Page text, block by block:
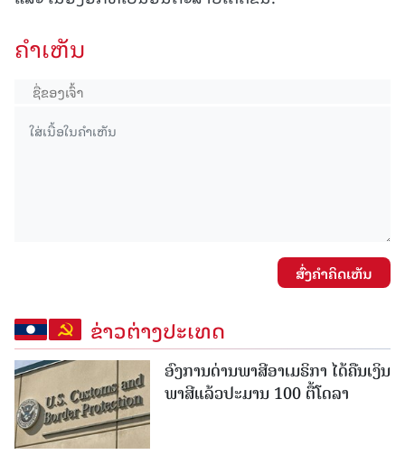
ຄໍາເຫັນ
ສົ່ງຄໍາຄິດເຫັນ
ຂ່າວຕ່າງປະເທດ
ອົງການດ່ານພາສີອາເມຣິກາ ໄດ້ຄືນເງິນ
ພາສີແລ້ວປະມານ 100 ຕື້ໂດລາ